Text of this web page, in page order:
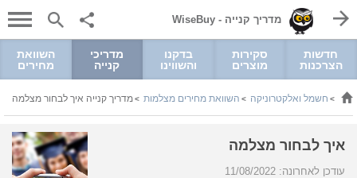
מדריך קנייה - WiseBuy
חדשות
הצרכנות
סקירות
מוצרים
בדקנו
והשווינו
מדריכי
קנייה
השוואת
מחירים
> חשמל ואלקטרוניקה > השוואת מחירים מצלמות >מדריך קנייה איך לבחור מצלמה
איך לבחור מצלמה
עודכן לאחרונה: 11/08/2022